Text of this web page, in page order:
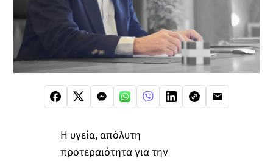
Η υγεία, απόλυτη
προτεραιότητα για την